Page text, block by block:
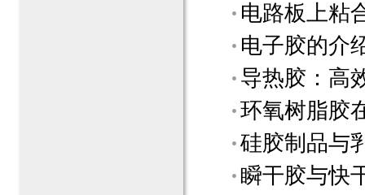
电路板上粘
电子胶的介
导热胶：高
环氧树脂胶
硅胶制品与
瞬干胶与快